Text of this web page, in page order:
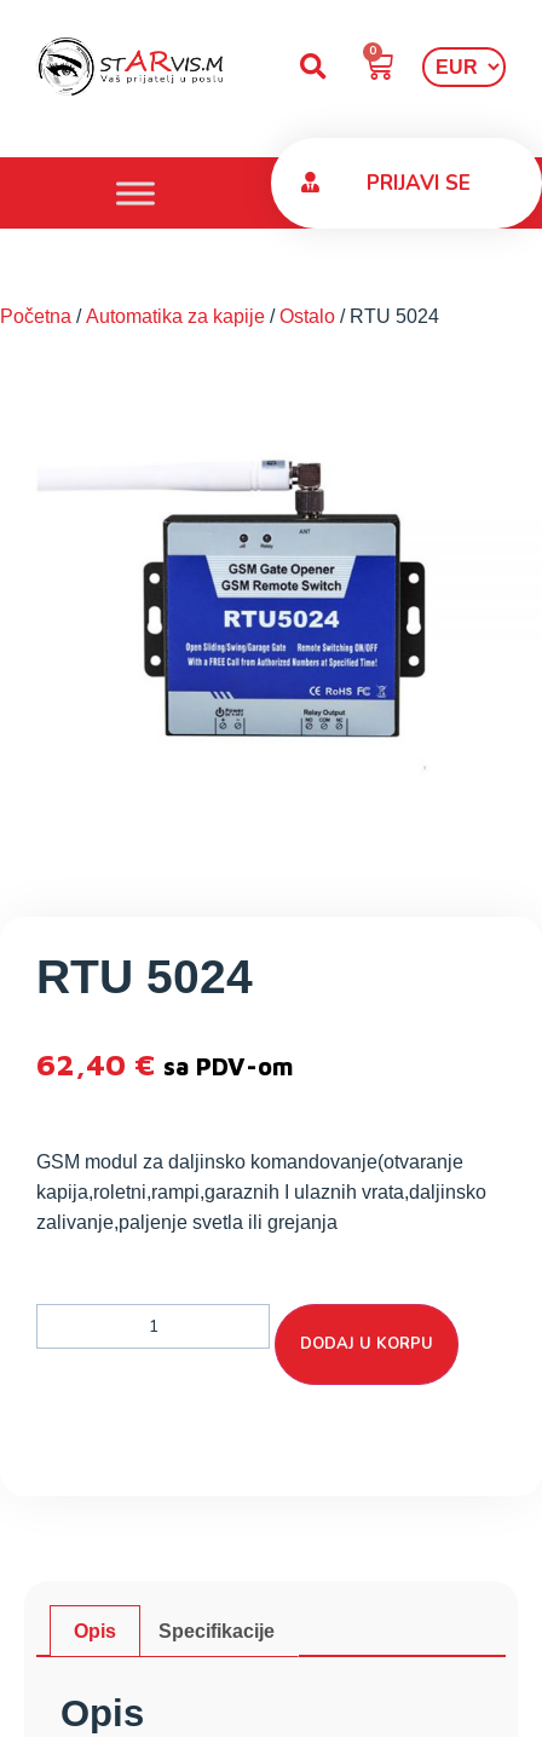
0
PRIJAVI SE
Početna /Automatika za kapije /Ostalo / RTU 5024
RTU 5024
62,40 € sa PDV-om
GSM modul za daljinsko komandovanje(otvaranje
kapija,roletni,rampi,garaznih I ulaznih vrata,daljinsko
zalivanje,paljenje svetla ili grejanja
DODAJ U KORPU
Opis Specifikacije
Opis